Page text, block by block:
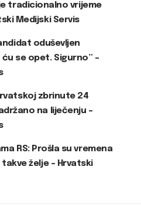
je tradicionalno vrijeme
Medijski Servis
oduševljen
se opet. Sigurno” –
zbrinute 24
na liječenju –
RS: Prošla su vremena
želje – Hrvatski